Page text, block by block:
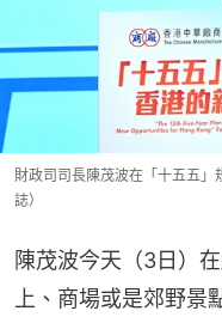
財政司司長陳茂波在「十五五
誌）
陳茂波今天（3日）
上、商場或是郊野